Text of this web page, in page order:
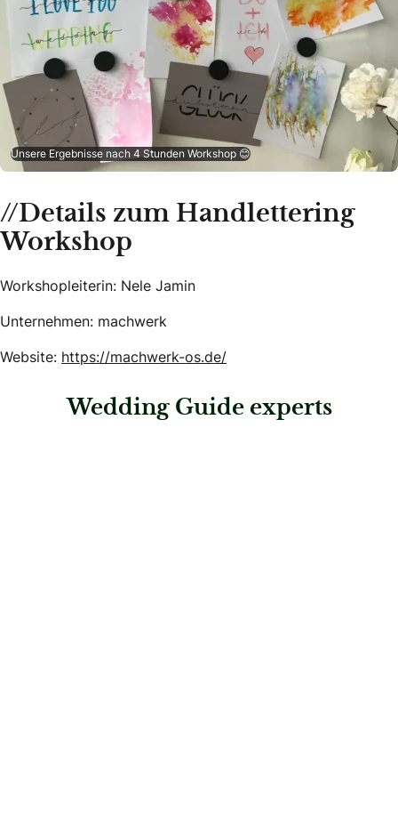
Unsere Ergebnisse nach 4 Stunden Workshop 😊
//Details zum Handlettering
Workshop
Workshopleiterin: Nele Jamin
Unternehmen: machwerk
Website: https://machwerk-os.de/
Wedding Guide experts